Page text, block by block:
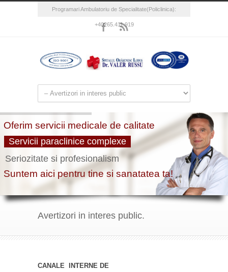
Programari Ambulatoriu de Specialitate(Policlinica):
+40265.411.919
Avertizori in interes public.
CANALE INTERNE DE